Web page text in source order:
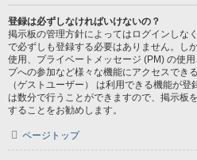
登録は必ずしなければいけないの？
掲示板の管理方針によってはログインしな
で必ずしも登録する必要はありません。し
使用、プライベートメッセージ (PM) の使
プへの参加など様々な機能にアクセスでき
（ゲストユーザー） は利用できる機能が
は数分で行うことができますので、掲示板
することをお勧めします。
ページトップ